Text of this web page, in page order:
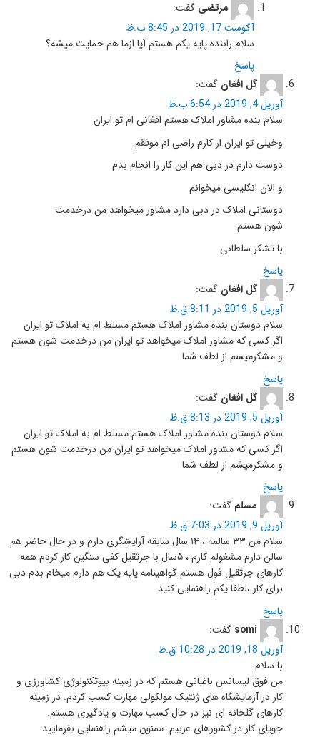
مرتضی گفت:
آگوست 17, 2019 در 8:45 ب.ظ
سلام راننده پایه یکم هستم آیا ازما هم حمایت میشه؟
پاسخ
گل افغان گفت:
آوریل 4, 2019 در 6:54 ب.ظ
سلام بنده مشاور املاک هستم افغانی ام تو ایران
وخیلی تو ایران از کارم راضی ام موفقم
دوست دارم در دبی هم این کار را انجام بدم
و الان انگلیسی میخوانم
دوستانی املاک در دبی دارد مشاور میخواهد من درخدمت
شون هستم
با تشکر سلطانی
پاسخ
گل افغان گفت:
آوریل 5, 2019 در 8:11 ق.ظ
سلام دوستان بنده مشاور املاک هستم مسلط ام به املاک تو ایران
اگر کسی که مشاور املاک میخواهد تو ایران من درخدمت شون هستم
و مشکرمیسم از لطف شما
پاسخ
گل افغان گفت:
آوریل 5, 2019 در 8:13 ق.ظ
سلام دوستان بنده مشاور املاک هستم مسلط ام به املاک تو ایران
اگر کسی که مشاور املاک میخواهد تو ایران من درخدمت شون هستم
و مشکرمیشم از لطف شما
پاسخ
مسلم گفت:
آوریل 9, 2019 در 7:03 ق.ظ
سلام من ۳۳ سالمه ، ۱۴ سال سابقه آرایشگری دارم و در حال حاضر هم
سالن دارم مشغولم کارم ، ۵سال با جرثقیل کفی سنگین کار کردم همه
کارهای جرثقیل فول هستم گواهینامه پایه یک هم دارم میخام بدم دبی
برای کار ،لطفا یکم راهنمایی کنید
پاسخ
somi گفت:
آوریل 18, 2019 در 10:28 ق.ظ
با سلام.
من فوق لیسانس باغبانی هستم که در زمینه بیوتکنولوژی کشاورزی و
کار در آزمایشگاه های ژنتیک مولکولی مهارت کسب کردم. در زمینه
کارهای گلخانه ای نیز در حال کسب مهارت و یادگیری هستم.
جویای کار در کشورهای عربیم. ممنون میشم راهنمایی بفرمایید.